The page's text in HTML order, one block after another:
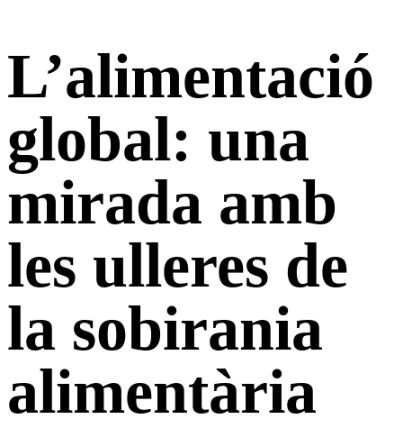
L’alimentació
global: una
mirada amb
les ulleres de
la sobirania
alimentària